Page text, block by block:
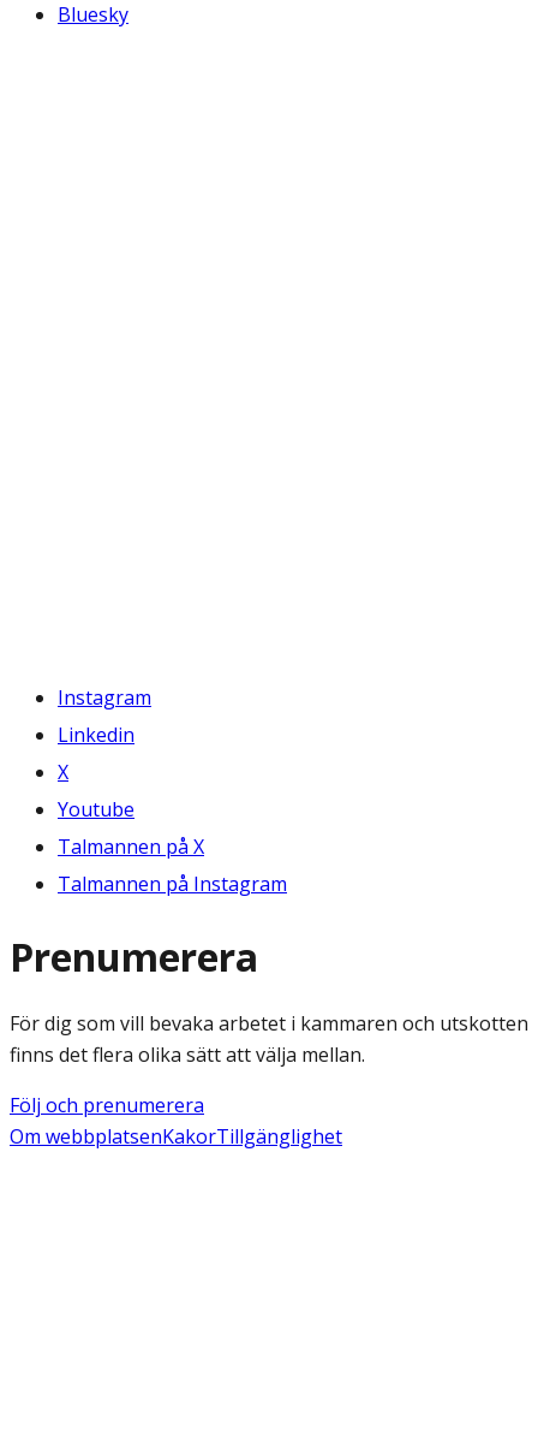
Bluesky
Instagram
Linkedin
X
Youtube
Talmannen på X
Talmannen på Instagram
Prenumerera
För dig som vill bevaka arbetet i kammaren och utskotten
finns det flera olika sätt att välja mellan.
Följ och prenumerera
Om webbplatsenKakorTillgänglighet